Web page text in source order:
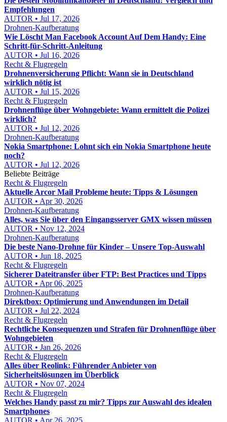
Empfehlungen
AUTOR • Jul 17, 2026
Drohnen-Kaufberatung
Wie Löscht Man Facebook Account Auf Dem Handy: Eine
Schritt-für-Schritt-Anleitung
AUTOR • Jul 16, 2026
Recht & Flugregeln
Drohnenversicherung Pflicht: Wann sie in Deutschland
wirklich nötig ist
AUTOR • Jul 15, 2026
Recht & Flugregeln
Drohnenflüge über Wohngebiete: Wann ermittelt die Polizei
wirklich?
AUTOR • Jul 12, 2026
Drohnen-Kaufberatung
Nokia Smartphone: Lohnt sich ein Nokia Smartphone heute
noch?
AUTOR • Jul 12, 2026
Beliebte Beiträge
Recht & Flugregeln
Aktuelle Arcor Mail Probleme heute: Tipps & Lösungen
AUTOR • Apr 30, 2026
Drohnen-Kaufberatung
Alles, was Sie über den Eingangsserver GMX wissen müssen
AUTOR • Nov 12, 2024
Drohnen-Kaufberatung
Die beste Nano-Drohne für Kinder – Unsere Top-Auswahl
AUTOR • Jun 18, 2025
Recht & Flugregeln
Sicherer Dateitransfer über FTP: Best Practices und Tipps
AUTOR • Apr 06, 2025
Drohnen-Kaufberatung
Direktbox: Optimierung und Anwendungen im Detail
AUTOR • Jul 22, 2024
Recht & Flugregeln
Rechtliche Konsequenzen und Strafen für Drohnenflüge über
Wohngebieten
AUTOR • Jan 26, 2026
Recht & Flugregeln
Alles über Reolink: Führender Anbieter von
Sicherheitslösungen im Überblick
AUTOR • Nov 07, 2024
Recht & Flugregeln
Welches Handy passt zu mir? Tipps zur Auswahl des idealen
Smartphones
AUTOR • Apr 26, 2025